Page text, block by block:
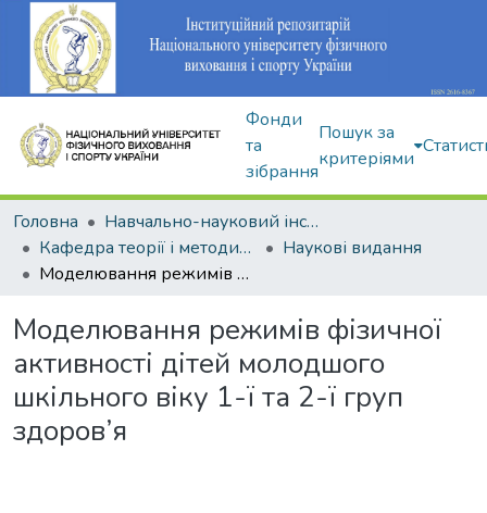
Фонди
та
зібрання
Пошук за
критеріями
Головна
Навчально-науковий інститут здоров'я, реабілітації та фізичного виховання
Кафедра теорії і методики фізичного виховання
Наукові видання
Моделювання режимів фізичної активності дітей молодшого шкільного віку 1-ї та 2-ї груп здоров’я
Моделювання режимів фізичної
активності дітей молодшого
шкільного віку 1-ї та 2-ї груп
здоров’я